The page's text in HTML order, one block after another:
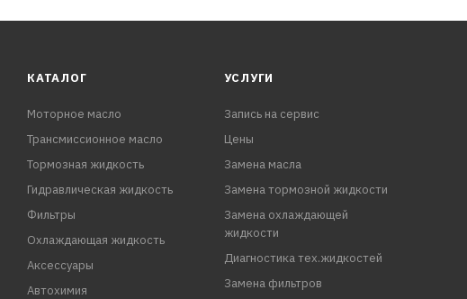
КАТАЛОГ
Моторное масло
Трансмиссионное масло
Тормозная жидкость
Гидравлическая жидкость
Фильтры
Охлаждающая жидкость
Аксессуары
Автохимия
УСЛУГИ
Запись на сервис
Цены
Замена масла
Замена тормозной жидкости
Замена охлаждающей
жидкости
Диагностика тех.жидкостей
Замена фильтров